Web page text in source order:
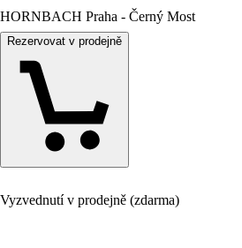
HORNBACH Praha - Černý Most
Rezervovat v prodejně
Vyzvednutí v prodejně (zdarma)